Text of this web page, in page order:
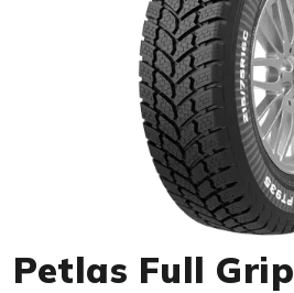
Petlas Full Grip